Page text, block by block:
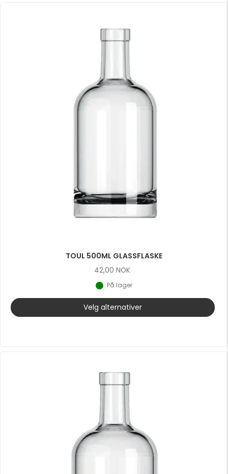
TOUL 500ML GLASSFLASKE
42,00 NOK
På lager
Velg alternativer